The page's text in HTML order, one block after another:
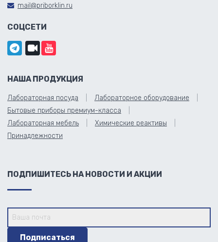
mail@priborklin.ru
СОЦСЕТИ
НАША ПРОДУКЦИЯ
Лабораторная посуда
Лабораторное оборудование
Бытовые приборы премиум-класса
Лабораторная мебель
Химические реактивы
Принадлежности
ПОДПИШИТЕСЬ НА НОВОСТИ И АКЦИИ